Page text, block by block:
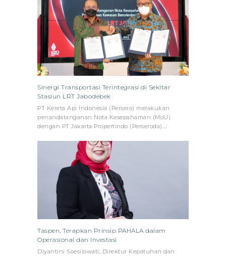
Sinergi Transportasi Terintegrasi di Sekitar
Stasiun LRT Jabodebek
PT Kereta Api Indonesia (Persero) melakukan
penandatanganan Nota Kesepahaman (MoU)
dengan PT Jakarta Propertindo (Perseroda).…
Taspen, Terapkan Prinsip PAHALA dalam
Operasional dan Investasi
Diyantini Soesilowati, Direktur Kepatuhan dan